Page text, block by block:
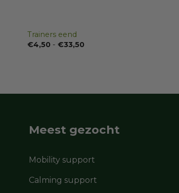
Trainers eend
€4,50 - €33,50
Meest gezocht
Mobility support
Calming support